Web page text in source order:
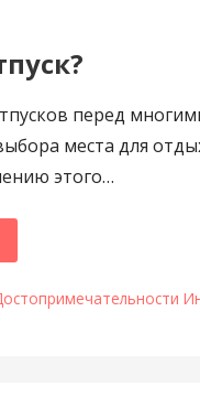
перед
места для
этого…